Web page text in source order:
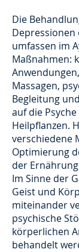
Die
umfassen im
Maßnahmen:
Massagen,
Begleitung
auf die
Heilpflanzen.
verschiedene
Optimierung
der
Im Sinne der
Geist und
miteinander
psychische
körperlichen
behandelt